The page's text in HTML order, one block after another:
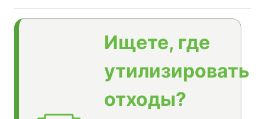
Ищете, где
утилизировать
отходы?